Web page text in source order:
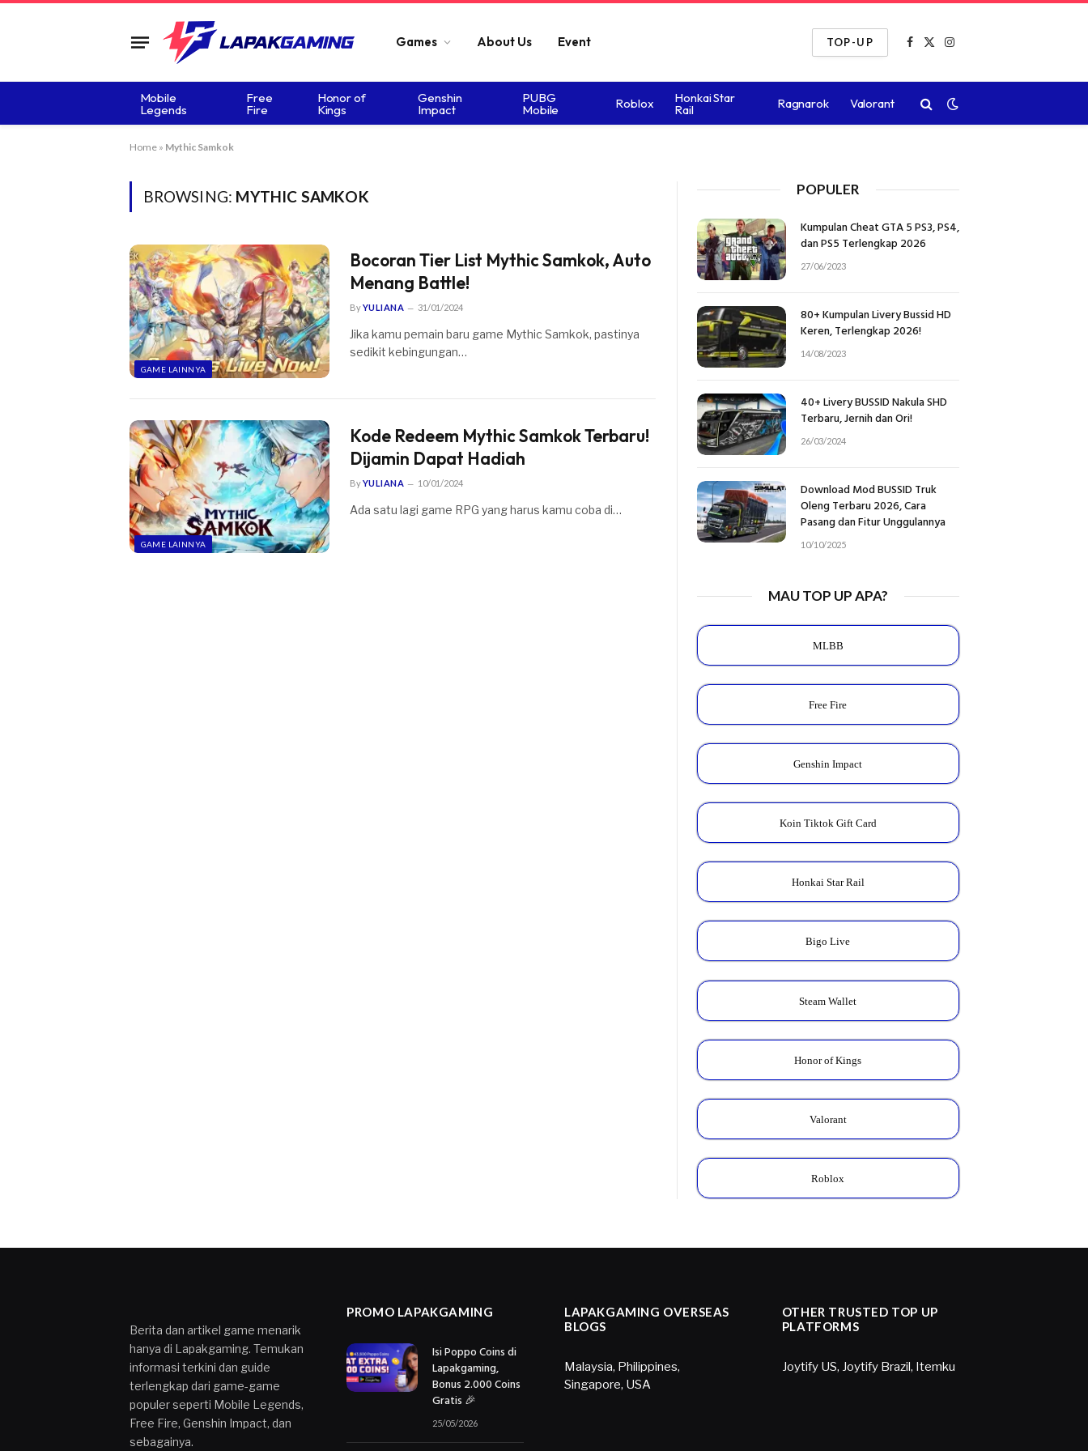
Games About Us Event TOP-UP
Facebook
X
Instagram
Mobile
Legends
Free
Fire
Honor of
Kings
Genshin
Impact
PUBG
Mobile Roblox Honkai Star
Rail Ragnarok Valorant
Home» Mythic Samkok
BROWSING: MYTHIC SAMKOK
GAME LAINNYA
Bocoran Tier List Mythic Samkok, Auto
Menang Battle!
ByYULIANA 31/01/2024
Jika kamu pemain baru game Mythic Samkok, pastinya
sedikit kebingungan…
GAME LAINNYA
Kode Redeem Mythic Samkok Terbaru!
Dijamin Dapat Hadiah
ByYULIANA 10/01/2024
Ada satu lagi game RPG yang harus kamu coba di…
POPULER
Kumpulan Cheat GTA 5 PS3, PS4,
dan PS5 Terlengkap 2026
27/06/2023
80+ Kumpulan Livery Bussid HD
Keren, Terlengkap 2026!
14/08/2023
40+ Livery BUSSID Nakula SHD
Terbaru, Jernih dan Ori!
26/03/2024
Download Mod BUSSID Truk
Oleng Terbaru 2026, Cara
Pasang dan Fitur Unggulannya
10/10/2025
MAU TOP UP APA?
MLBB
Free Fire
Genshin Impact
Koin Tiktok Gift Card
Honkai Star Rail
Bigo Live
Steam Wallet
Honor of Kings
Valorant
Roblox
Berita dan artikel game menarik
hanya di Lapakgaming. Temukan
informasi terkini dan guide
terlengkap dari game-game
populer seperti Mobile Legends,
Free Fire, Genshin Impact, dan
sebagainya.
PROMO LAPAKGAMING
Isi Poppo Coins di
Lapakgaming,
Bonus 2.000 Coins
Gratis 🎉
25/05/2026
LAPAKGAMING OVERSEAS
BLOGS
Malaysia, Philippines,
Singapore, USA
OTHER TRUSTED TOP UP
PLATFORMS
Joytify US, Joytify Brazil, Itemku